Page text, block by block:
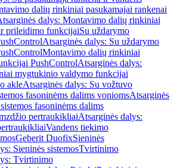
dalių rinkiniai pasukamajai rankenai
dalys: Montavimo dalių rinkiniai
prileidimo funkcijaiSu uždarymo
Atsarginės dalys: Su uždarymo
Montavimo dalių rinkiniai
PushControlAtsarginės dalys:
mygtukinio valdymo funkcijai
akleAtsarginės dalys: Su vožtuvo
fasoninėms dalims voniomsAtsarginės
fasoninėms dalims
pertraukikliaiAtsarginės dalys:
Vandens tiekimo
Geberit DuofixSieninės
Sieninės sistemosTvirtinimo
Tvirtinimo